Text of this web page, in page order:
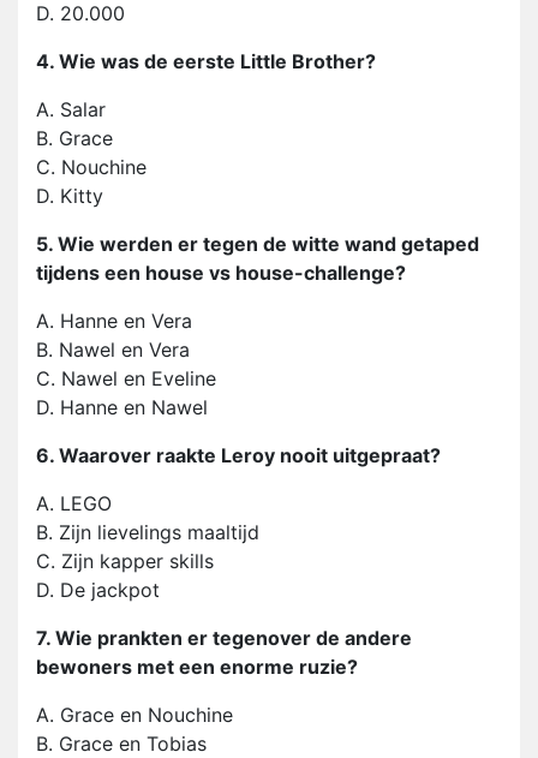
D. 20.000
4. Wie was de eerste Little Brother?
A. Salar
B. Grace
C. Nouchine
D. Kitty
5. Wie werden er tegen de witte wand getaped
tijdens een house vs house-challenge?
A. Hanne en Vera
B. Nawel en Vera
C. Nawel en Eveline
D. Hanne en Nawel
6. Waarover raakte Leroy nooit uitgepraat?
A. LEGO
B. Zijn lievelings maaltijd
C. Zijn kapper skills
D. De jackpot
7. Wie prankten er tegenover de andere
bewoners met een enorme ruzie?
A. Grace en Nouchine
B. Grace en Tobias